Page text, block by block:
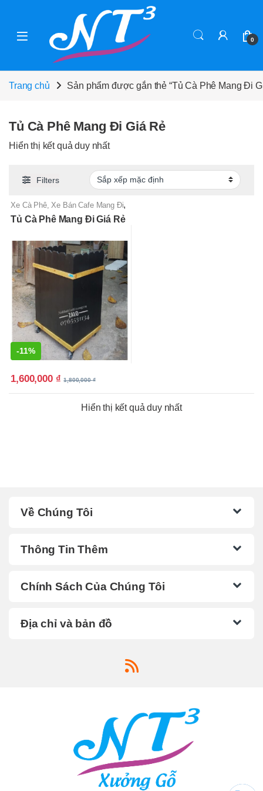
0
Trang chủ Sản phẩm được gắn thẻ “Tủ Cà Phê Mang Đi
Tủ Cà Phê Mang Đi Giá Rẻ
Hiển thị kết quả duy nhất
Filters
Xe Cà Phê, Xe Bán Cafe Mang Đi,
Xe Gỗ Bán Nước
Tủ Cà Phê Mang Đi Giá Rẻ
-11%
1,600,000 ₫ 1,800,000₫
Hiển thị kết quả duy nhất
Về Chúng Tôi
Thông Tin Thêm
Chính Sách Của Chúng Tôi
Địa chỉ và bản đồ